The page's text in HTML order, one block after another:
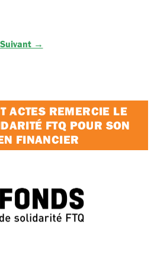
Suivant →
ACTES REMERCIE LE
FTQ POUR SON
FINANCIER